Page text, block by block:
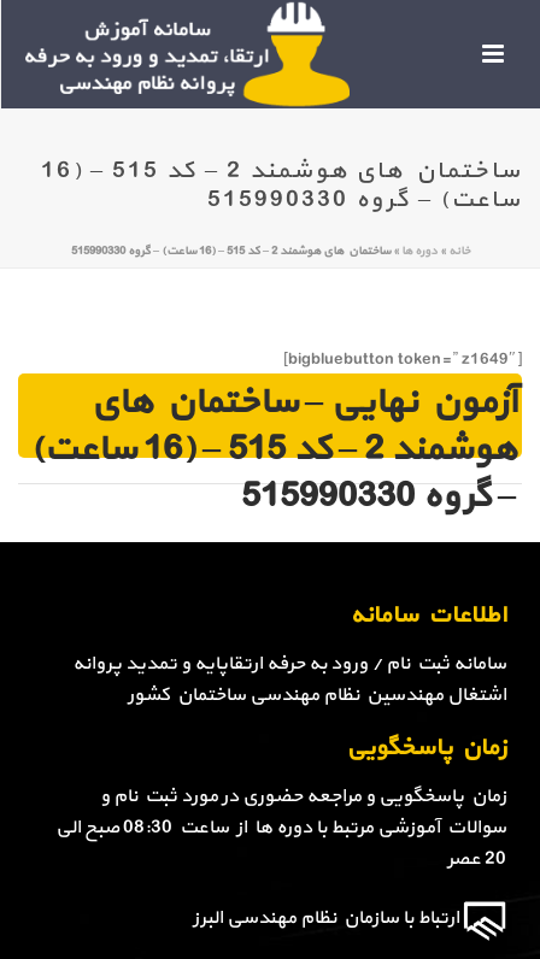
ساختمان های هوشمند 2 – کد 515 – (16
ساعت) – گروه 515990330
خانه »دوره ها »ساختمان های هوشمند 2 – کد 515 – (16 ساعت) – گروه 515990330
[bigbluebutton token=” z1649″]
آزمون نهایی – ساختمان های
هوشمند 2 – کد 515 – (16 ساعت)
– گروه 515990330
اطلاعات سامانه
سامانه ثبت نام / ورود به حرفه ارتقاپایه و تمدید پروانه
اشتغال مهندسین نظام مهندسی ساختمان کشور
زمان پاسخگویی
زمان پاسخگویی و مراجعه حضوری در مورد ثبت نام و
سوالات آموزشی مرتبط با دوره ها از ساعت 08:30 صبح الی
20 عصر
ارتباط با سازمان نظام مهندسی البرز